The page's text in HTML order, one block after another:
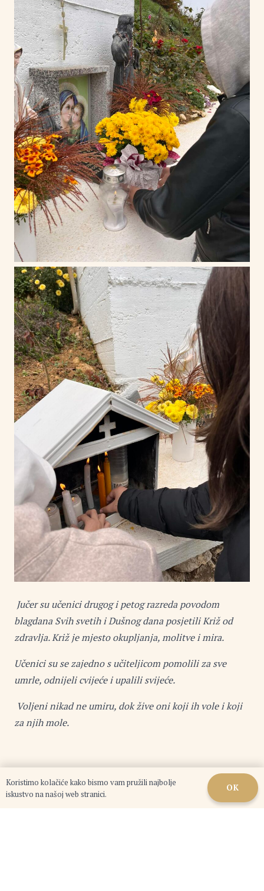
Jučer su učenici drugog i petog razreda povodom
blagdana Svih svetih i Dušnog dana posjetili Križ od
zdravlja. Križ je mjesto okupljanja, molitve i mira.
Učenici su se zajedno s učiteljicom pomolili za sve
umrle, odnijeli cvijeće i upalili svijeće.
Voljeni nikad ne umiru, dok žive oni koji ih vole i koji
za njih mole.
Koristimo kolačiće kako bismo vam pružili najbolje
iskustvo na našoj web stranici.
OK